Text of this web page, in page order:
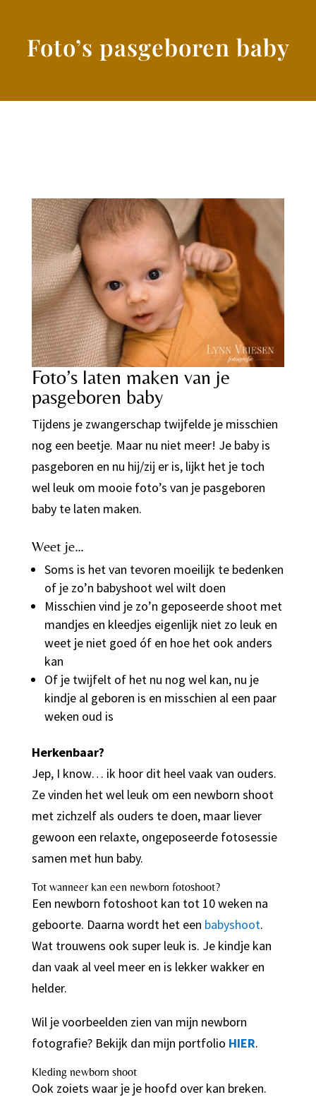
Foto’s pasgeboren baby
Foto’s laten maken van je
pasgeboren baby
Tijdens je zwangerschap twijfelde je misschien
nog een beetje. Maar nu niet meer! Je baby is
pasgeboren en nu hij/zij er is, lijkt het je toch
wel leuk om mooie foto’s van je pasgeboren
baby te laten maken.
Weet je…
Soms is het van tevoren moeilijk te bedenken
of je zo’n babyshoot wel wilt doen
Misschien vind je zo’n geposeerde shoot met
mandjes en kleedjes eigenlijk niet zo leuk en
weet je niet goed óf en hoe het ook anders
kan
Of je twijfelt of het nu nog wel kan, nu je
kindje al geboren is en misschien al een paar
weken oud is
Herkenbaar?
Jep, I know… ik hoor dit heel vaak van ouders.
Ze vinden het wel leuk om een newborn shoot
met zichzelf als ouders te doen, maar liever
gewoon een relaxte, ongeposeerde fotosessie
samen met hun baby.
Tot wanneer kan een newborn fotoshoot?
Een newborn fotoshoot kan tot 10 weken na
geboorte. Daarna wordt het een babyshoot.
Wat trouwens ook super leuk is. Je kindje kan
dan vaak al veel meer en is lekker wakker en
helder.
Wil je voorbeelden zien van mijn newborn
fotografie? Bekijk dan mijn portfolio HIER.
Kleding newborn shoot
Ook zoiets waar je je hoofd over kan breken.